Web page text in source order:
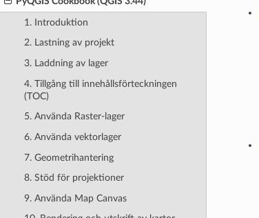
1. Introduktion
2. Lastning av projekt
3. Laddning av lager
4. Tillgång till innehållsförteckningen
(TOC)
5. Använda Raster-lager
6. Använda vektorlager
7. Geometrihantering
8. Stöd för projektioner
9. Använda Map Canvas